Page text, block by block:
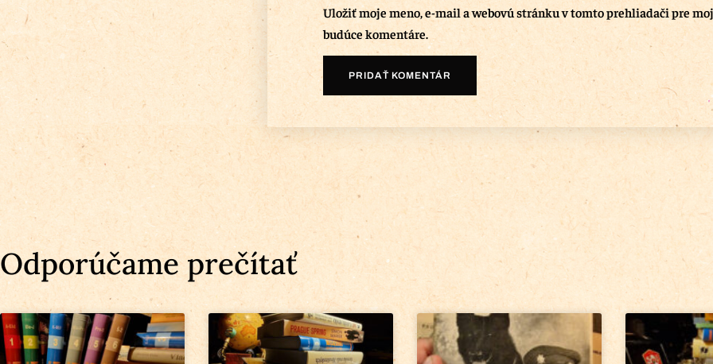
Uložiť moje meno, e-mail a webovú stránku v tomto prehliadači pre
budúce komentáre.
Odporúčame prečítať